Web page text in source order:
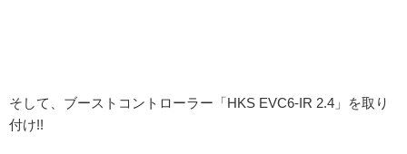
そして、ブーストコントローラー「HKS EVC6-IR 2.4」を取り
付け!!